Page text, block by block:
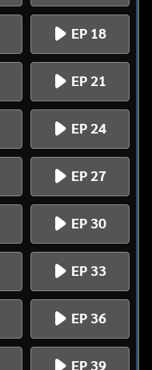
EP 18
EP 21
EP 24
EP 27
EP 30
EP 33
EP 36
EP 39